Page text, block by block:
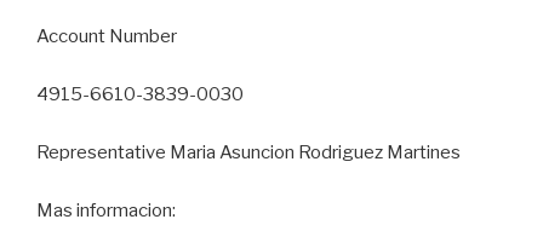
Account Number
4915-6610-3839-0030
Representative Maria Asuncion Rodriguez Martines
Mas informacion: